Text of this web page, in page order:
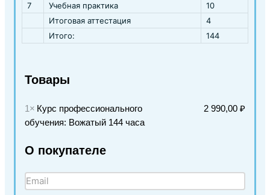
7
Учебная практика
10
Итоговая аттестация
4
Итого:
144
Товары
1× Курс профессионального
обучения: Вожатый 144 часа
2 990,00 ₽
О покупателе